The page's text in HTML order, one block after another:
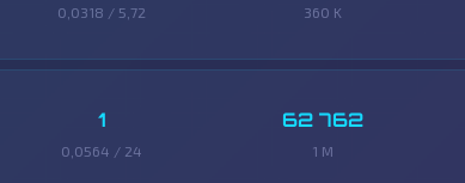
0,0318 / 5,72 360 K
1
0,0564 / 24
62 762
1 M